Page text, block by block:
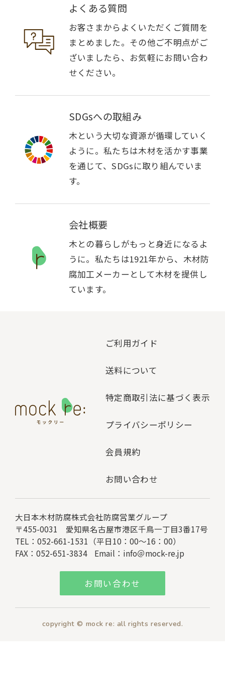
よくある質問
お客さまからよくいただくご質問を
まとめました。その他ご不明点がご
ざいましたら、お気軽にお問い合わ
せください。
SDGsへの取組み
木という大切な資源が循環していく
ように。私たちは木材を活かす事業
を通じて、SDGsに取り組んでいま
す。
会社概要
木との暮らしがもっと身近になるよ
うに。私たちは1921年から、木材防
腐加工メーカーとして木材を提供し
ています。
ご利用ガイド
送料について
特定商取引法に基づく表示
プライバシーポリシー
会員規約
お問い合わせ
大日本木材防腐株式会社防腐営業グループ
〒455-0031 愛知県名古屋市港区千鳥一丁目3番17号
TEL：052-661-1531（平日10：00～16：00）
FAX：052-651-3834
Email： info＠mock-re.jp
お問い合わせ
copyright © mock re: all rights reserved.